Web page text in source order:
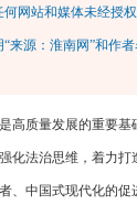
网站和媒体未经授
源：淮南网”和作
高质量发展的重要
化法治思维，着力
、中国式现代化的